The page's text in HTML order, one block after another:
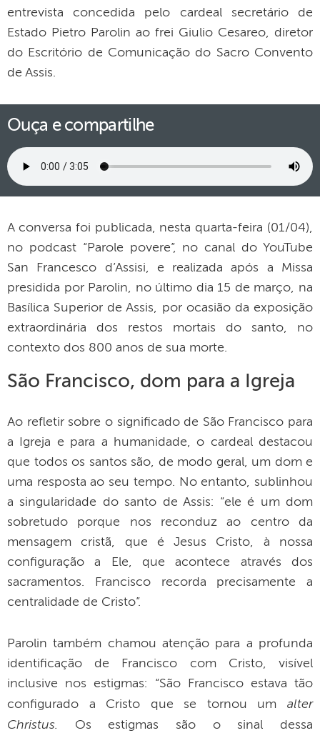
entrevista concedida pelo cardeal secretário de
Estado Pietro Parolin ao frei Giulio Cesareo, diretor
do Escritório de Comunicação do Sacro Convento
de Assis.
Ouça e compartilhe
A conversa foi publicada, nesta quarta-feira (01/04),
no podcast “Parole povere”, no canal do YouTube
San Francesco d’Assisi, e realizada após a Missa
presidida por Parolin, no último dia 15 de março, na
Basílica Superior de Assis, por ocasião da exposição
extraordinária dos restos mortais do santo, no
contexto dos 800 anos de sua morte.
São Francisco, dom para a Igreja
Ao refletir sobre o significado de São Francisco para
a Igreja e para a humanidade, o cardeal destacou
que todos os santos são, de modo geral, um dom e
uma resposta ao seu tempo. No entanto, sublinhou
a singularidade do santo de Assis: “ele é um dom
sobretudo porque nos reconduz ao centro da
mensagem cristã, que é Jesus Cristo, à nossa
configuração a Ele, que acontece através dos
sacramentos. Francisco recorda precisamente a
centralidade de Cristo”.
Parolin também chamou atenção para a profunda
identificação de Francisco com Cristo, visível
inclusive nos estigmas: “São Francisco estava tão
configurado a Cristo que se tornou um alter
Christus.
Os estigmas são o sinal dessa